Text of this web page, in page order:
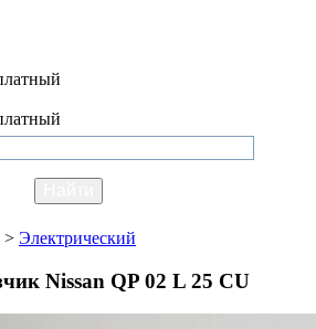
> Электрический
Nissan QP 02 L 25 CU